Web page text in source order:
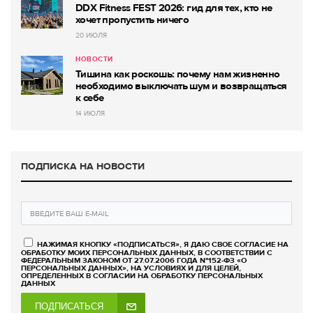
DDX Fitness FEST 2026: гид для тех, кто не
хочет пропустить ничего
20 ИЮЛЯ
НОВОСТИ
Тишина как роскошь: почему нам жизненно
необходимо выключать шум и возвращаться
к себе
14 ИЮЛЯ
ПОДПИСКА НА НОВОСТИ
НАЖИМАЯ КНОПКУ «ПОДПИСАТЬСЯ», Я ДАЮ СВОЕ СОГЛАСИЕ НА
ОБРАБОТКУ МОИХ ПЕРСОНАЛЬНЫХ ДАННЫХ, В СООТВЕТСТВИИ С
ФЕДЕРАЛЬНЫМ ЗАКОНОМ ОТ 27.07.2006 ГОДА №152-ФЗ «О
ПЕРСОНАЛЬНЫХ ДАННЫХ», НА УСЛОВИЯХ И ДЛЯ ЦЕЛЕЙ,
ОПРЕДЕЛЕННЫХ В СОГЛАСИИ НА ОБРАБОТКУ ПЕРСОНАЛЬНЫХ
ДАННЫХ
ПОДПИСАТЬСЯ